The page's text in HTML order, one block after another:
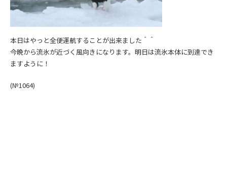
本日はやっと全便運航することが出来ました＾＾
今晩から流氷が近づく風向きになります。明日は流氷本体に到達でき
ますように！
(№1064)